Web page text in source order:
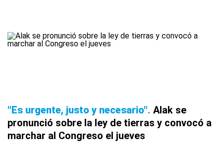
"Es urgente, justo y necesario" Alak se
pronunció sobre la ley de tierras y convocó a
marchar al Congreso el jueves